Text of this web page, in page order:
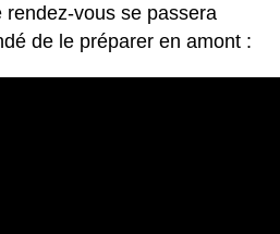
rendez-vous se passera
de le préparer en amont :